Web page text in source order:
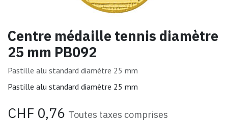
Centre médaille tennis diamètre
25 mm PB092
Pastille alu standard diamètre 25 mm
Pastille alu standard diamètre 25 mm
CHF 0,76 Toutes taxes comprises